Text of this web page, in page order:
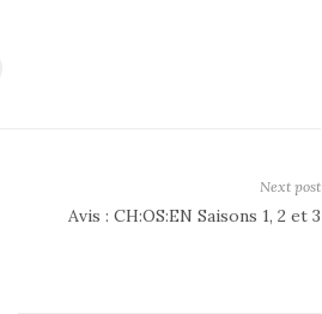
Next post
Avis : CH:OS:EN Saisons 1, 2 et 3